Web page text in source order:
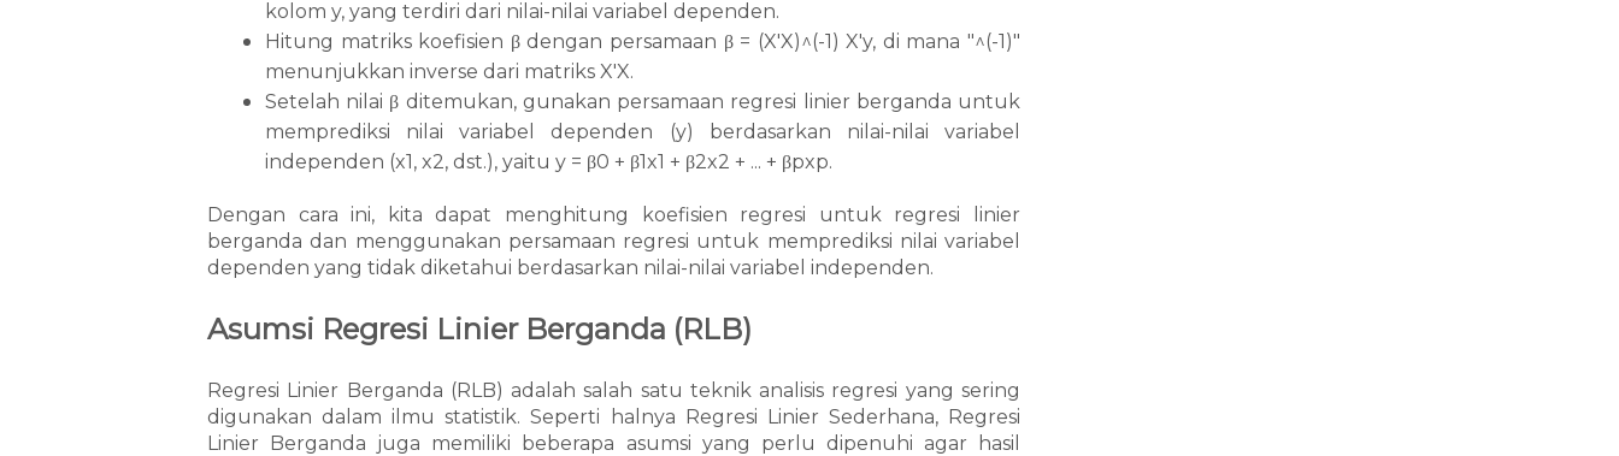
kolom y, yang terdiri dari nilai-nilai variabel dependen.
Hitung matriks koefisien βdengan persamaan β= (X'X)^(-1) X'y, di mana "^(-1)"
menunjukkan inverse dari matriks X'X.
Setelah nilai β ditemukan, gunakan persamaan regresi linier berganda untuk
memprediksi nilai variabel dependen (y) berdasarkan nilai-nilai variabel
independen (x1, x2, dst.), yaitu y = β0 + β1x1 + β2x2 + ... + βpxp.
Dengan cara ini, kita dapat menghitung koefisien regresi untuk regresi linier
berganda dan menggunakan persamaan regresi untuk memprediksi nilai variabel
dependen yang tidak diketahui berdasarkan nilai-nilai variabel independen.
Asumsi Regresi Linier Berganda (RLB)
Regresi Linier Berganda (RLB) adalah salah satu teknik analisis regresi yang sering
digunakan dalam ilmu statistik. Seperti halnya Regresi Linier Sederhana, Regresi
Linier Berganda juga memiliki beberapa asumsi yang perlu dipenuhi agar hasil